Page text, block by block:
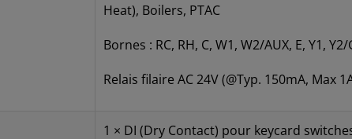
Heat), Boilers, PTAC
Bornes : RC, RH, C, W1, W2/AUX, E, Y1,
Relais filaire AC 24V (@Typ. 150mA, Max
1 × DI (Dry Contact) pour keycard